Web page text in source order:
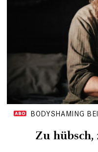
BODYSHAMING
Zu